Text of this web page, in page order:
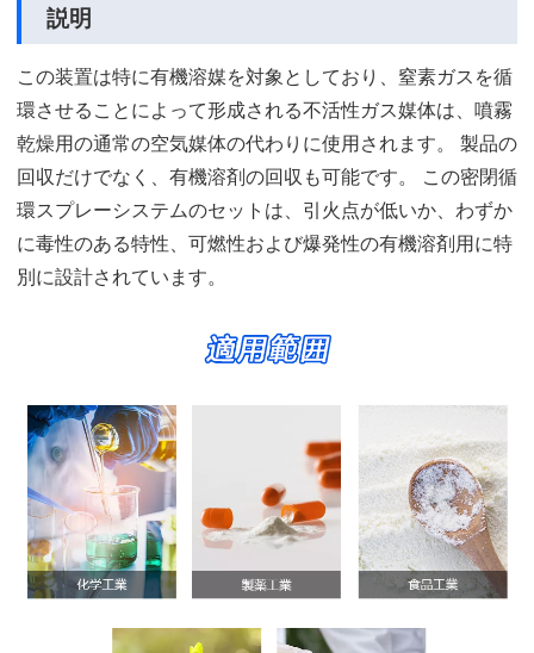
説明
この装置は特に有機溶媒を対象としており、窒素ガスを循
環させることによって形成される不活性ガス媒体は、噴霧
乾燥用の通常の空気媒体の代わりに使用されます。 製品の
回収だけでなく、有機溶剤の回収も可能です。 この密閉循
環スプレーシステムのセットは、引火点が低いか、わずか
に毒性のある特性、可燃性および爆発性の有機溶剤用に特
別に設計されています。